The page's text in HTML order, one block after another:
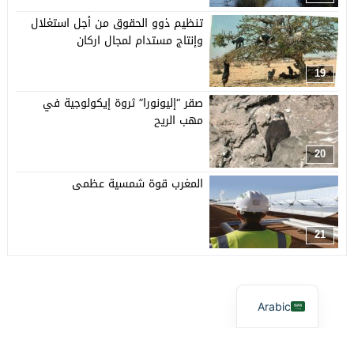
19
تنظيم ذوو الحقوق من أجل استغلال
وإنتاج مستدام لمجال اركان
20
صقر “إليونورا” ثروة إيكولوجية في
مهب الريح
21
المغرب قوة شمسية عظمى
Arabic